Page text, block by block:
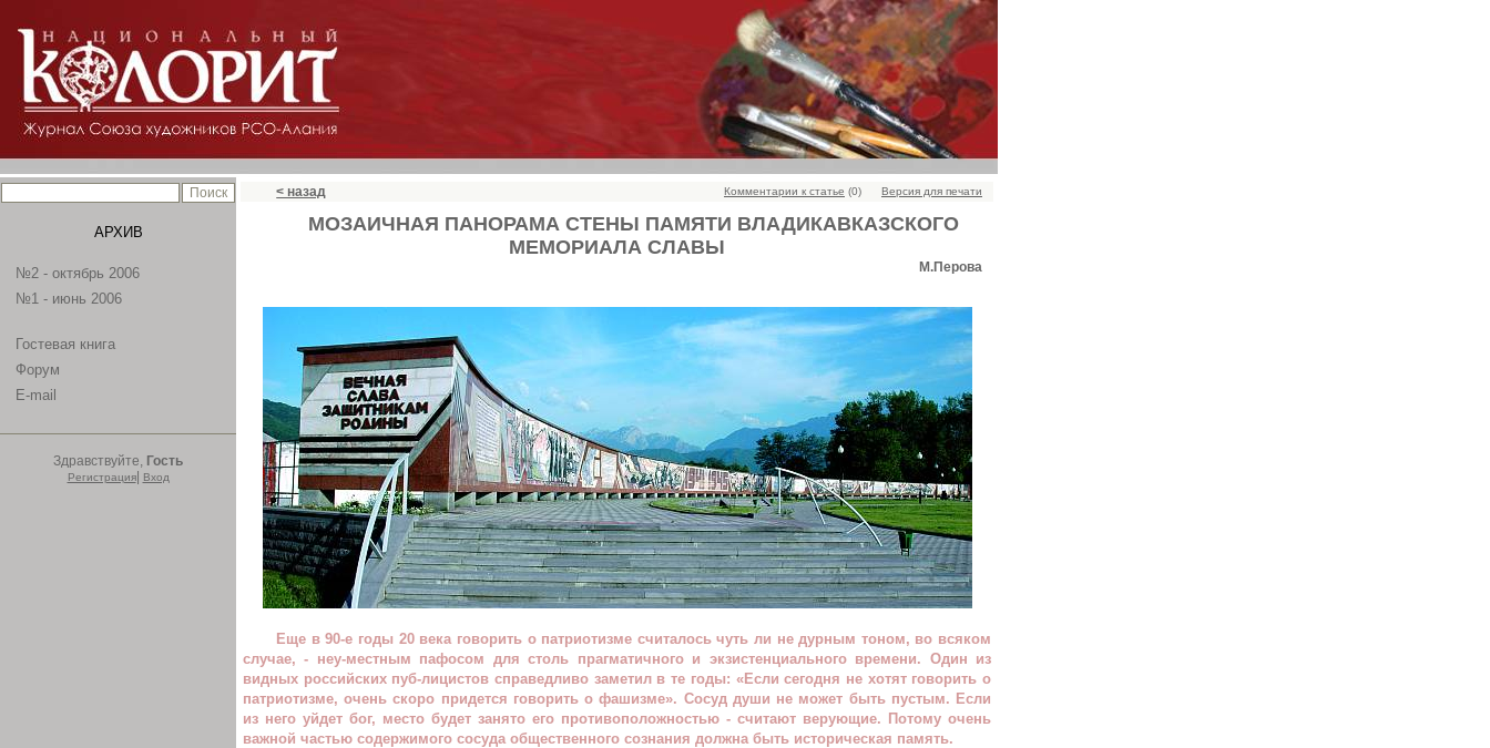
АРХИВ
№2 - октябрь 2006
№1 - июнь 2006
Гостевая книга
Форум
E-mail
Здравствуйте, Гость
Регистрация| Вход
< назад Комментарии к статье (0) Версия для печати
МОЗАИЧНАЯ ПАНОРАМА СТЕНЫ ПАМЯТИ ВЛАДИКАВКАЗСКОГО
МЕМОРИАЛА СЛАВЫ
М.Перова
Еще в 90-е годы 20 века говорить о патриотизме считалось чуть ли не дурным тоном, во всяком
случае, - неу-местным пафосом для столь прагматичного и экзистенциального времени. Один из
видных российских пуб-лицистов справедливо заметил в те годы: «Если сегодня не хотят говорить о
патриотизме, очень скоро придется говорить о фашизме». Сосуд души не может быть пустым. Если
из него уйдет бог, место будет занято его противоположностью - считают верующие. Потому очень
важной частью содержимого сосуда общественного сознания должна быть историческая память.